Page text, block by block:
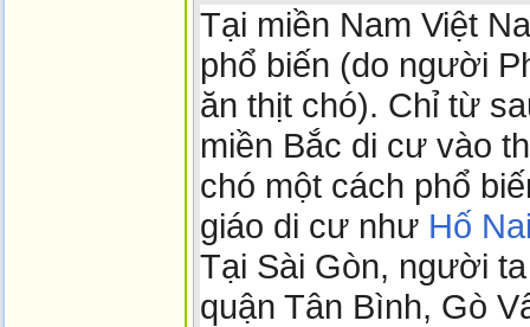
Tại miền Nam Việt
phổ biến (do người
ăn thịt chó). Chỉ từ
miền Bắc di cư vào
chó một cách phổ
giáo di cư như Hố
Tại Sài Gòn, người
quận Tân Bình, Gò